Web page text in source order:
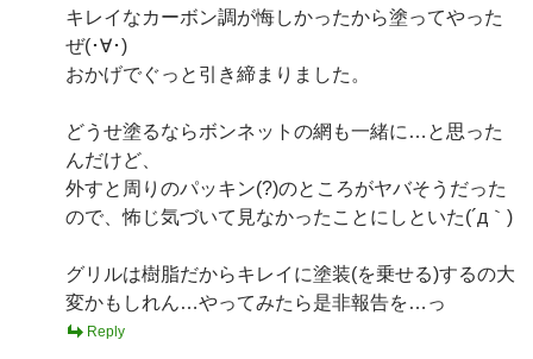
キレイなカーボン調が悔しかったから塗ってやった
ぜ(･∀･)
おかげでぐっと引き締まりました。
どうせ塗るならボンネットの網も一緒に…と思った
んだけど、
外すと周りのパッキン(?)のところがヤバそうだった
ので、怖じ気づいて見なかったことにしといた(´д｀)
グリルは樹脂だからキレイに塗装(を乗せる)するの大
変かもしれん…やってみたら是非報告を…っ
Reply